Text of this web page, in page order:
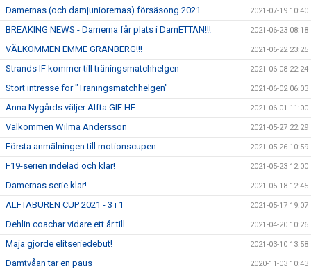
Damernas (och damjuniorernas) försäsong 2021 2021-07-19 10:40
BREAKING NEWS - Damerna får plats i DamETTAN!!! 2021-06-23 08:18
VÄLKOMMEN EMME GRANBERG!!! 2021-06-22 23:25
Strands IF kommer till träningsmatchhelgen 2021-06-08 22:24
Stort intresse för "Träningsmatchhelgen" 2021-06-02 06:03
Anna Nygårds väljer Alfta GIF HF 2021-06-01 11:00
Välkommen Wilma Andersson 2021-05-27 22:29
Första anmälningen till motionscupen 2021-05-26 10:59
F19-serien indelad och klar! 2021-05-23 12:00
Damernas serie klar! 2021-05-18 12:45
ALFTABUREN CUP 2021 - 3 i 1 2021-05-17 19:07
Dehlin coachar vidare ett år till 2021-04-20 10:26
Maja gjorde elitseriedebut! 2021-03-10 13:58
Damtvåan tar en paus 2020-11-03 10:43